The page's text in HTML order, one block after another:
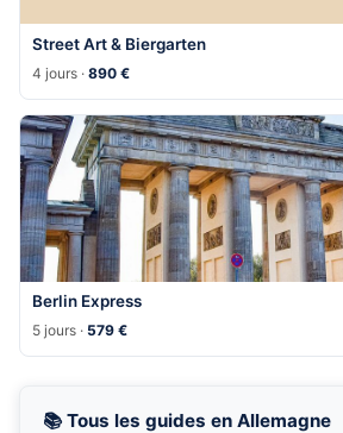
Street Art & Biergarten
4 jours ·890 €
Berlin Express
5 jours · 579 €
📚 Tous les guides en Allemagne